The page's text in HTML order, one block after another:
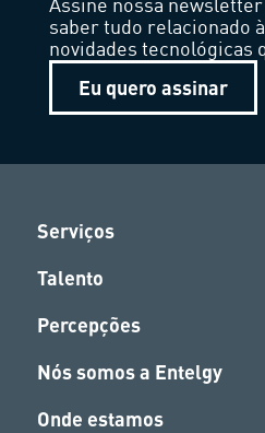
Assine nossa
saber tudo relacionado
novidades tecnológicas
Eu quero assinar
Serviços
Talento
Percepções
Nós somos a Entelgy
Onde estamos